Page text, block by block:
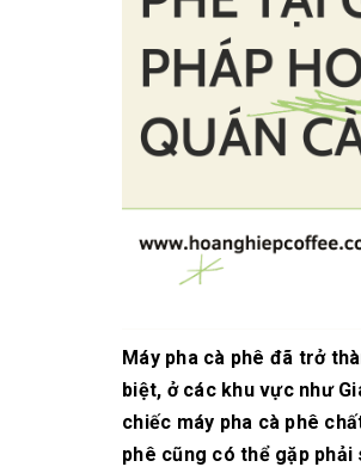
Máy pha cà phê đã trở
biệt, ở các khu vực như
chiếc máy pha cà phê
phê cũng có thể gặp